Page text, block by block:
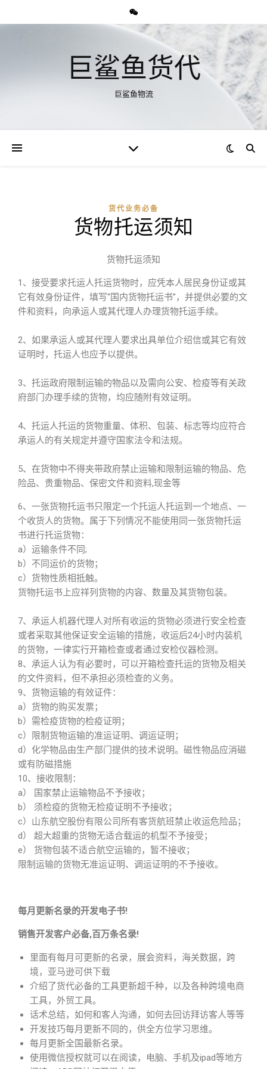
巨鲨鱼货代
巨鲨鱼物流
货代业务必备
货物托运须知
货物托运须知
1、接受要求托运人托运货物时，应凭本人居民身份证或其
它有效身份证件，填写“国内货物托运书”，并提供必要的文
件和资料，向承运人或其代理人办理货物托运手续。
2、如果承运人或其代理人要求出具单位介绍信或其它有效
证明时，托运人也应予以提供。
3、托运政府限制运输的物品以及需向公安、检疫等有关政
府部门办理手续的货物，均应随附有效证明。
4、托运人托运的货物重量、体积、包装、标志等均应符合
承运人的有关规定并遵守国家法令和法规。
5、在货物中不得夹带政府禁止运输和限制运输的物品、危
险品、贵重物品、保密文件和资料,现金等
6、一张货物托运书只限定一个托运人托运到一个地点、一
个收货人的货物。属于下列情况不能使用同一张货物托运
书进行托运货物：
a）运输条件不同;
b）不同运价的货物；
c）货物性质相抵触。
货物托运书上应祥列货物的内容、数量及其货物包装。
7、承运人机器代理人对所有收运的货物必须进行安全检查
或者采取其他保证安全运输的措施，收运后24小时内装机
的货物，一律实行开箱检查或者通过安检仪器检测。
8、承运人认为有必要时，可以开箱检查托运的货物及相关
的文件资料，但不承担必须检查的义务。
9、货物运输的有效证件：
a）货物的购买发票；
b）需检疫货物的检疫证明；
c）限制货物运输的准运证明、调运证明；
d）化学物品由生产部门提供的技术说明。磁性物品应消磁
或有防磁措施
10、接收限制：
a） 国家禁止运输物品不予接收；
b） 须检疫的货物无检疫证明不予接收；
c）山东航空股份有限公司所有客货航班禁止收运危险品；
d） 超大超重的货物无适合载运的机型不予接受；
e） 货物包装不适合航空运输的，暂不接收；
限制运输的货物无准运证明、调运证明的不予接收。
每月更新名录的开发电子书!
销售开发客户必备,百万条名录!
里面有每月可更新的名录，展会资料，海关数据，跨
境，亚马逊可供下载
介绍了货代必备的工具更新超千种，以及各种跨境电商
工具，外贸工具。
话术总结，如何和客人沟通，如何去回访拜访客人等等
开发技巧每月更新不同的，供全方位学习思维。
每月更新全国最新名录。
使用微信授权就可以在阅读，电脑、手机及ipad等地方